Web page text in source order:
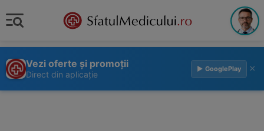
Vezi oferte și promoții
Direct din aplicație
▶ GooglePlay ×